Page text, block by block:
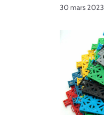
30 mars 2023